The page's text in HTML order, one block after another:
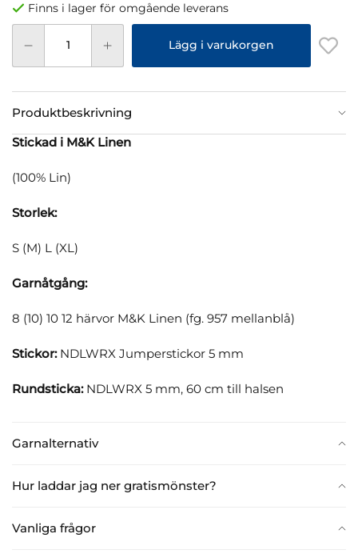
Finns i lager för omgående leverans
Lägg i varukorgen
Produktbeskrivning
Garnalternativ
Hur laddar jag ner gratismönster?
Vanliga frågor
Stickad i M&K Linen
(100% Lin)
Storlek:
S (M) L (XL)
Garnåtgång:
8 (10) 10 12 härvor M&K Linen (fg. 957 mellanblå)
Stickor: NDLWRX Jumperstickor 5 mm
Rundsticka: NDLWRX 5 mm, 60 cm till halsen